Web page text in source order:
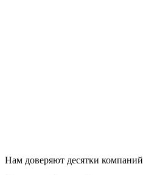
Нам доверяют десятки компаний